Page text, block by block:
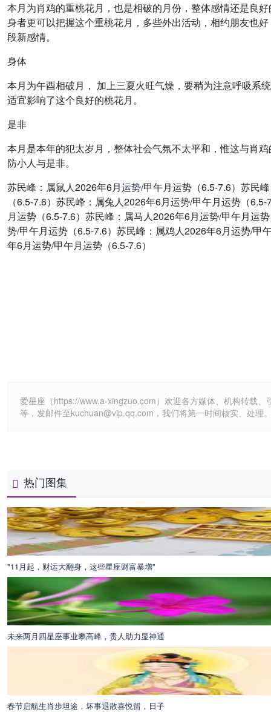
本月为肖鸡的重桃花月，也是相破的月份，整体感情还是良
身者更可以把握这个重桃花月，多些外出活动，相约朋友也
段新感情。
身体
本月为午酉相破月， 加上三夏火旺气燥，要稍为注意呼吸系
适宜影响了这个良好的桃花月。
是非
本月是本年的犯太岁月，整体社会气氛不太平和，惟这与肖
防小人与是非。
苏民峰：属鼠人2026年6月运势/甲午月运势（6.5-7.6）苏民
（6.5-7.6）苏民峰：属兔人2026年6月运势/甲午月运势（
月运势（6.5-7.6）苏民峰：属马人2026年6月运势/甲午月运
势/甲午月运势（6.5-7.6）苏民峰：属鸡人2026年6月运势/
年6月运势/甲午月运势（6.5-7.6）
爱星座（https://www.a-xingzuo.com）欢迎各方媒体、机构转载
等，发邮件至kuchuan@vip.qq.com，我们将第一时间核实、处理
热门图集
"11月起，财运大翻身，这些星座财富暴增"
未来两月四星座事业攀高峰，贵人助力显神通
春节启航生肖步坦途，坏事退散喜悦留，日子